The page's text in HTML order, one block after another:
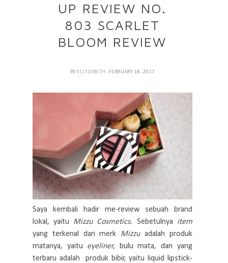
UP REVIEW NO.
803 SCARLET
BLOOM REVIEW
BY ELLYZABETH - FEBRUARY 18, 2017
Saya kembali hadir me-review sebuah brand
lokal, yaitu Mizzu Cosmetics. Sebetulnya item
yang terkenal dari merk Mizzu adalah produk
matanya, yaitu eyeliner,
bulu mata, dan yang
terbaru adalah produk bibir, yaitu liquid lipstick-